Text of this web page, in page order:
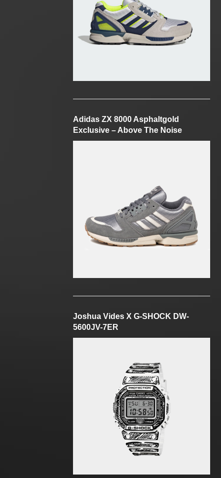
Adidas ZX 8000 Asphaltgold
Exclusive – Above The Noise
Joshua Vides X G-SHOCK DW-
5600JV-7ER